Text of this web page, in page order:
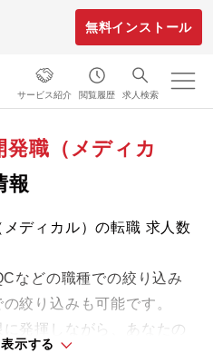
無料インストール
サービス紹介 閲覧履歴 求人検索
発職（メディカ
報
ディカル）の転職 求人数
などの職種での絞り込み
絞り込みも可能です。
発揮しながら、あなたの
った理想の働き方を叶え
示する